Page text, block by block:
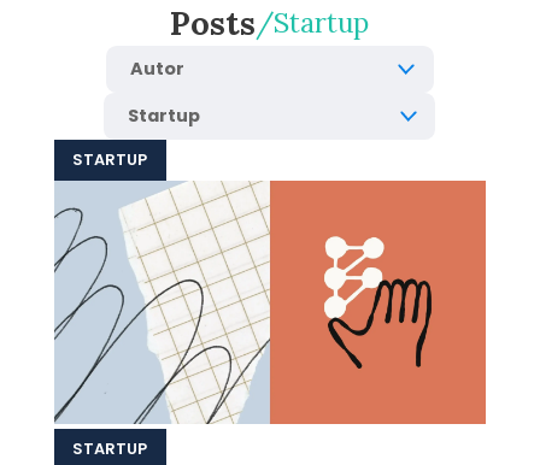
Posts Startup
STARTUP
STARTUP